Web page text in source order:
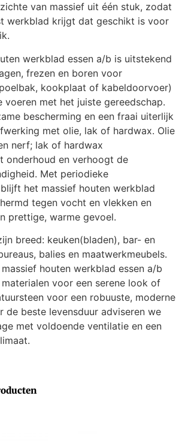
van massief uit één stuk, zodat
werkblad krijgt dat geschikt is voor
werkblad essen a/b is uitstekend
frezen en boren voor
kookplaat of kabeldoorvoer)
voeren met het juiste gereedschap.
bescherming en een fraai uiterlijk
met olie, lak of hardwax. Olie
nerf; lak of hardwax
onderhoud en verhoogt de
Met periodieke
het massief houten werkblad
tegen vocht en vlekken en
prettige, warme gevoel.
breed: keuken(bladen), bar- en
balies en maatwerkmeubels.
houten werkblad essen a/b
voor een serene look of
voor een robuuste, moderne
de beste levensduur adviseren we
met voldoende ventilatie en een